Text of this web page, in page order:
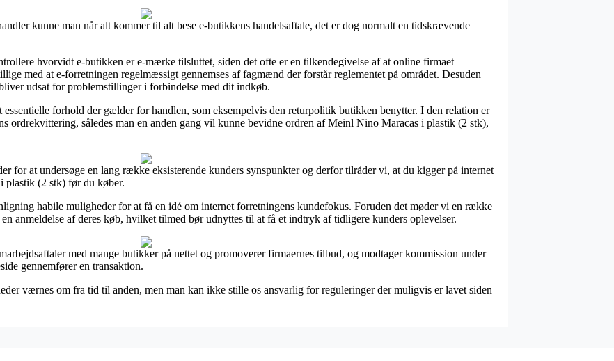
kunne man når alt kommer til alt bese e-butikkens handelsaftale, det er dog normalt en tidskrævende
hvorvidt e-butikken er e-mærke tilsluttet, siden det ofte er en tilkendegivelse af at online firmaet
med at e-forretningen regelmæssigt gennemses af fagmænd der forstår reglementet på området. Desuden
udsat for problemstillinger i forbindelse med dit indkøb.
essentielle forhold der gælder for handlen, som eksempelvis den returpolitik butikken benytter. I den relation er
ordrekvittering, således man en anden gang vil kunne bevidne ordren af Meinl Nino Maracas i plastik (2 stk),
for at undersøge en lang række eksisterende kunders synspunkter og derfor tilråder vi, at du kigger på internet
plastik (2 stk) før du køber.
habile muligheder for at få en idé om internet forretningens kundefokus. Foruden det møder vi en række
anmeldelse af deres køb, hvilket tilmed bør udnyttes til at få et indtryk af tidligere kunders oplevelser.
med mange butikker på nettet og promoverer firmaernes tilbud, og modtager kommission under
gennemfører en transaktion.
værnes om fra tid til anden, men man kan ikke stille os ansvarlig for reguleringer der muligvis er lavet siden